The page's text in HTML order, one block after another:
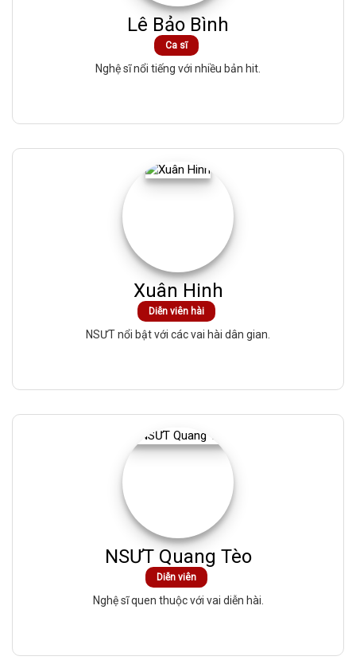
Lê Bảo Bình
Ca sĩ
Nghệ sĩ nổi tiếng với nhiều bản hit.
Xuân Hinh
Diễn viên hài
NSƯT nổi bật với các vai hài dân gian.
NSƯT Quang Tèo
Diễn viên
Nghệ sĩ quen thuộc với vai diễn hài.